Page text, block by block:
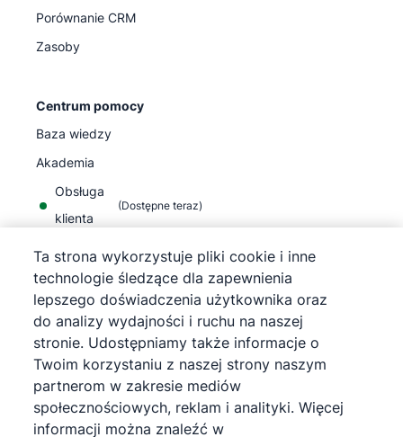
Porównanie CRM
Zasoby
Centrum pomocy
Baza wiedzy
Akademia
Obsługa
klienta
(Dostępne teraz)
© 2026Pipedrive
Pipedrive
Warunki korzystania z usługi
Pipedrive
Informacja o polityce prywatności
Mapa strony
Informacja o plikach cookie
Preferencje plików cookie
Ta strona wykorzystuje pliki cookie i inne
technologie śledzące dla zapewnienia
lepszego doświadczenia użytkownika oraz
do analizy wydajności i ruchu na naszej
stronie. Udostępniamy także informacje o
Twoim korzystaniu z naszej strony naszym
partnerom w zakresie mediów
społecznościowych, reklam i analityki. Więcej
informacji można znaleźć w